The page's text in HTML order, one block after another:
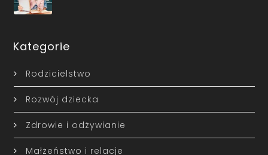
Kategorie
Rodzicielstwo
Rozwój dziecka
Zdrowie i odżywianie
Małżeństwo i relacje